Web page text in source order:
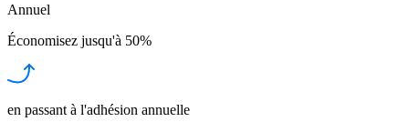
Annuel
Économisez jusqu'à 50%
en passant à l'adhésion annuelle